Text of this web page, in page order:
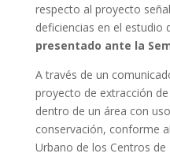
respecto al proyecto
deficiencias en el estudio
presentado ante la
A través de un
proyecto de extracción
dentro de un área con
conservación, conforme
Urbano de los Centros de